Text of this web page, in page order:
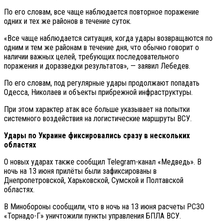
По его словам, все чаще наблюдается повторное поражение
одних и тех же районов в течение суток.
«Все чаще наблюдается ситуация, когда удары возвращаются по
одним и тем же районам в течение дня, что обычно говорит о
наличии важных целей, требующих последовательного
поражения и доразведки результатов», — заявил Лебедев.
По его словам, под регулярные удары продолжают попадать
Одесса, Николаев и объекты прибрежной инфраструктуры.
При этом характер атак все больше указывает на попытки
системного воздействия на логистические маршруты ВСУ.
Удары по Украине фиксировались сразу в нескольких
областях
О новых ударах также сообщил Telegram-канал «Медведь». В
ночь на 13 июня прилёты были зафиксированы в
Днепропетровской, Харьковской, Сумской и Полтавской
областях.
В Минобороны сообщили, что в ночь на 13 июня расчеты РСЗО
«Торнадо-Г» уничтожили пункты управления БПЛА ВСУ.